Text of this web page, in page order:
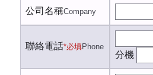
公司名稱Company
聯絡電話*必填Phone
分機